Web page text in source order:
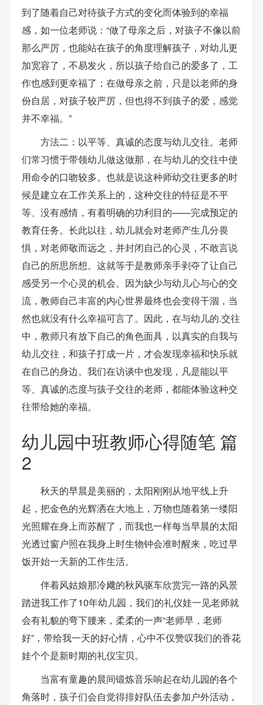
到了随着自己对待孩子方式的变化而体验到的幸福
感，如一位老师说：“做了母亲之后，对孩子不像以前
那么严厉，也能站在孩子的角度理解孩子，对幼儿更
加宽容了，不易发火，所以孩子给自己的爱多了，工
作也感到更幸福了；在做母亲之前，只是以老师的身
份自居，对孩子较严厉，但也得不到孩子的爱，感觉
并不幸福。”
方法二：以平等、真诚的态度与幼儿交往。老师
们常习惯于带领幼儿做这做那，在与幼儿的交往中使
用命令的口吻较多。也就是说这种师幼交往更多的时
候是建立在工作关系上的，这种交往的特征是不平
等、没有感情，有着明确的功利目的——完成预定的
教育任务。长此以往，幼儿就会对老师产生几分畏
惧，对老师敬而远之，并封闭自己的心灵，不敢言说
自己的所思所想。这就等于是教师亲手剥夺了让自己
感受另一个心灵的机会。因为缺少与幼儿心与心的交
流，教师自己丰富的内心世界最终也会变得干涸，当
然也就没有什么幸福可言了。因此，在与幼儿的.交往
中，教师只有放下自己的角色面具，以真实的自我与
幼儿交往，和孩子打成一片，才会发现幸福和快乐就
在自己的身边。我们在访谈中也发现，凡是能以平
等、真诚的态度与孩子交往的老师，都能体验这种交
往带给她的幸福。
幼儿园中班教师心得随笔 篇
2
秋天的早晨是美丽的，太阳刚刚从地平线上升
起，把金色的光辉洒在大地上，万物也随着第一缕阳
光照耀在身上而苏醒了，而我也一样每当早晨的太阳
光透过窗户照在我身上时生物钟会准时醒来，吃过早
饭开始一天新的工作生活。
伴着风姑娘那冷飕的秋风驱车欣赏完一路的风景
踏进我工作了10年幼儿园，我们的礼仪娃一见老师就
会有礼貌的弯下腰来，柔柔的一声“老师早，老师
好”，带给我一天的好心情，心中不仅赞叹我们的香花
娃个个是新时期的礼仪宝贝。
当富有童趣的晨间锻炼音乐响起在幼儿园的各个
角落时，孩子们会自觉得排好队伍去参加户外活动，